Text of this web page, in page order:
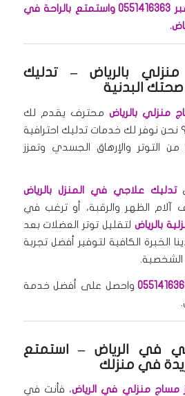
لا تتردد، احجز الآن عبر 0551416363 واستمتع بالراحة في
بالرياض – تدليك
البدنية
منزلي بالرياض محترف يقدم لك
نحن نوفر لك خدمات تدليك احترافية
التوتر والإرهاق الجسدي وتعزز
تدليك علاجي في المنزل بالرياض
الظهر والرقبة، أو ترغب في
بالرياضلتقليل توتر العضلات بعد
الخبرة الكافية لتوفير أفضل تجربة
الشخصية.
واحصل على أفضل خدمة
في الرياض– استمتع
في منزلك
مساج منزلي في الرياض، فأنت في